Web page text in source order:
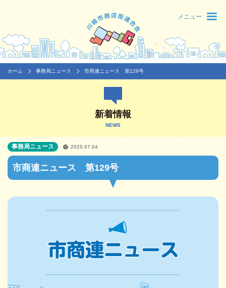
メニュー
ホーム 事務局ニュース 市商連ニュース 第129号
新着情報
NEWS
市商連ニュース 第129号
事務局ニュース 2025.07.04